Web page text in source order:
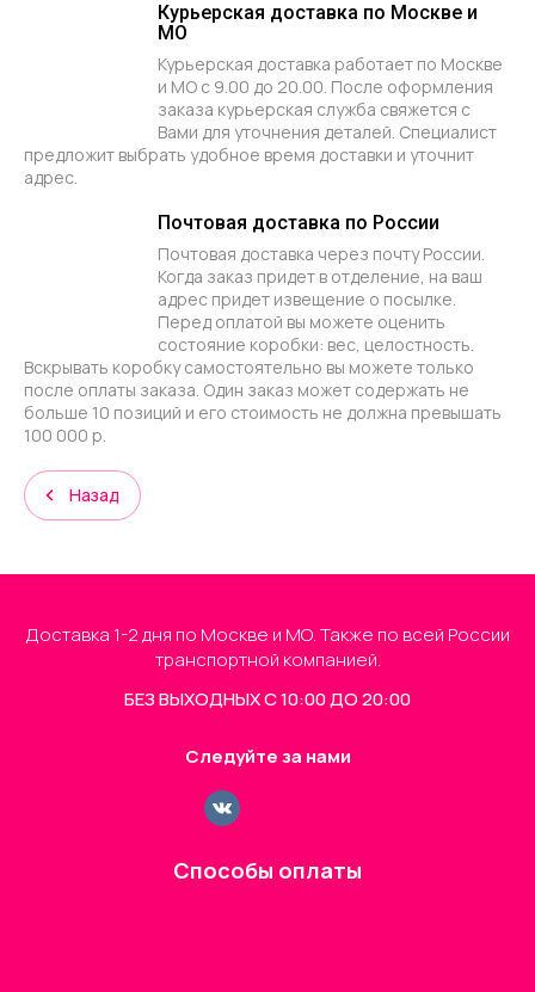
Курьерская доставка по Москве и
МО
Курьерская доставка работает по Москве
и МО с 9.00 до 20.00. После оформления
заказа курьерская служба свяжется с
Вами для уточнения деталей. Специалист
предложит выбрать удобное время доставки и уточнит
адрес.
Почтовая доставка по России
Почтовая доставка через почту России.
Когда заказ придет в отделение, на ваш
адрес придет извещение о посылке.
Перед оплатой вы можете оценить
состояние коробки: вес, целостность.
Вскрывать коробку самостоятельно вы можете только
после оплаты заказа. Один заказ может содержать не
больше 10 позиций и его стоимость не должна превышать
100 000 р.
Назад
Доставка 1-2 дня по Москве и МО. Также по всей России
транспортной компанией.
БЕЗ ВЫХОДНЫХ С 10:00 ДО 20:00
Способы оплаты
Следуйте за нами